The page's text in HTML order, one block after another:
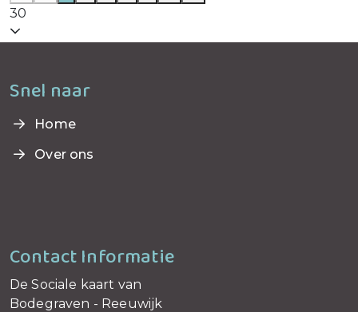
30
Snel naar
Home
Over ons
Contact Informatie
De Sociale kaart van
Bodegraven - Reeuwijk